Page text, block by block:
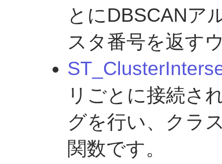
とにDBSCANア
スタ番号を返す
リごとに接続さ
グを行い、クラ
関数です。